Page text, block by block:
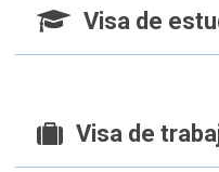
Visa de
Visa de